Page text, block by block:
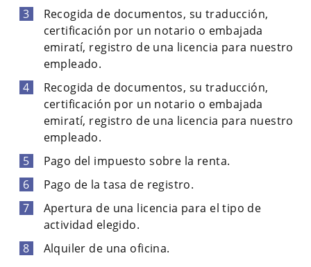
Recogida de documentos, su traducción,
certificación por un notario o embajada
emiratí, registro de una licencia para nuestro
empleado.
Recogida de documentos, su traducción,
certificación por un notario o embajada
emiratí, registro de una licencia para nuestro
empleado.
Pago del impuesto sobre la renta.
Pago de la tasa de registro.
Apertura de una licencia para el tipo de
actividad elegido.
Alquiler de una oficina.